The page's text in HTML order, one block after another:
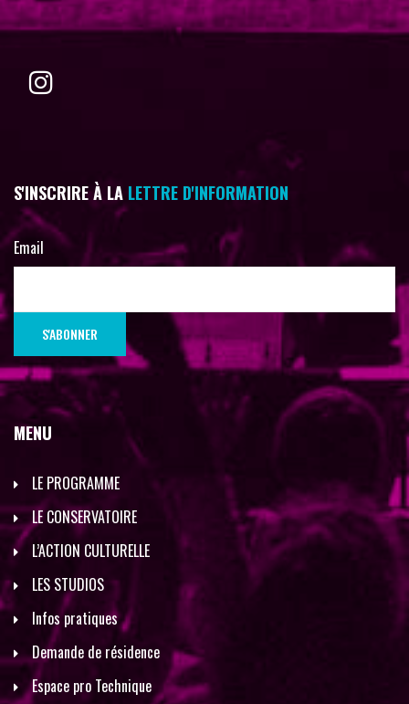
S'INSCRIRE À LA LETTRE D'INFORMATION
Email
MENU
LE PROGRAMME
LE CONSERVATOIRE
L’ACTION CULTURELLE
LES STUDIOS
Infos pratiques
Demande de résidence
Espace pro Technique